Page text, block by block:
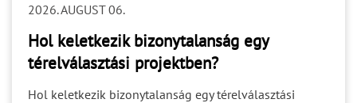
2026. AUGUST 06.
Hol keletkezik bizonytalanság egy
térelválasztási projektben?
Hol keletkezik bizonytalanság egy térelválasztási